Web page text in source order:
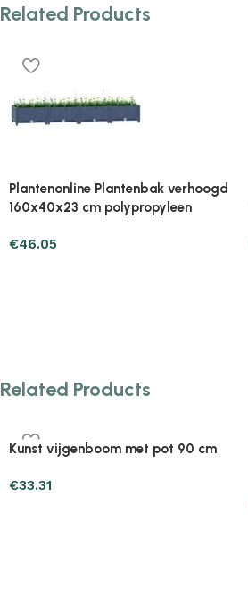
Related Products
Plantenonline Plantenbak verhoogd
40x40x23 cm polypropyleen
€27.43
Related Products